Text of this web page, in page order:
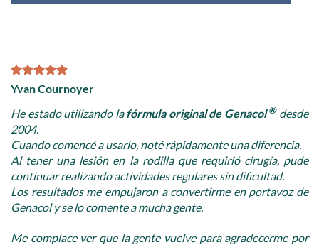
Yvan Cournoyer
He estado utilizando lafórmula original de Genacol®desde
2004.
Cuando comencé a usarlo, noté rápidamente una diferencia.
Al tener una lesión en la rodilla que requirió cirugía, pude
continuar realizando actividades regulares sin dificultad.
Los resultados me empujaron a convertirme en portavoz de
Genacol y se lo comente a mucha gente.
Me complace ver que la gente vuelve para agradecerme por